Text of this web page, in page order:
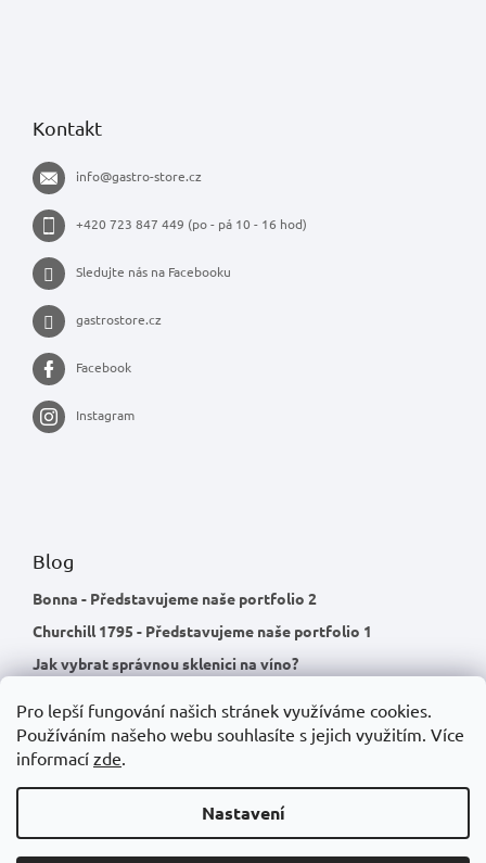
Pro lepší fungování našich stránek využíváme cookies.
Používáním našeho webu souhlasíte s jejich využitím. Více
informací zde.
Nastavení
Kontakt
info@gastro-store.cz
+420 723 847 449 (po - pá 10 - 16 hod)
Sledujte nás na Facebooku
gastrostore.cz
Facebook
Instagram
Blog
Bonna - Představujeme naše portfolio 2
Churchill 1795 - Představujeme naše portfolio 1
Jak vybrat správnou sklenici na víno?